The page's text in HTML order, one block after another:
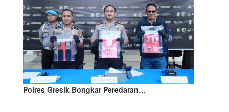
Polres Gresik Bongkar Peredaran…